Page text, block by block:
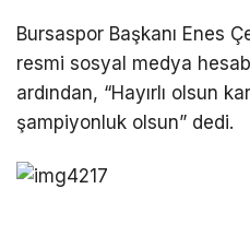
Bursaspor Başkanı Enes
resmi sosyal medya
ardından, “Hayırlı olsun
şampiyonluk olsun” dedi.